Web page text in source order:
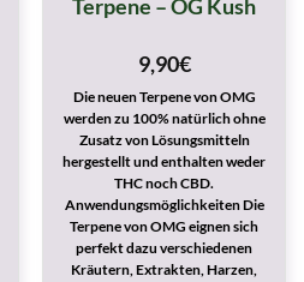
Terpene – OG Kush
9,90€
Die neuen Terpene von OMG
werden zu 100% natürlich ohne
Zusatz von Lösungsmitteln
hergestellt und enthalten weder
THC noch CBD.
Anwendungsmöglichkeiten Die
Terpene von OMG eignen sich
perfekt dazu verschiedenen
Kräutern, Extrakten, Harzen,